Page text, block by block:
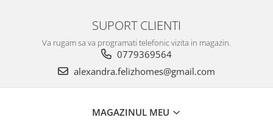
SUPORT CLIENTI
Va rugam sa va programati telefonic vizita in magazin.
0779369564
alexandra.felizhomes@gmail.com
MAGAZINUL MEU